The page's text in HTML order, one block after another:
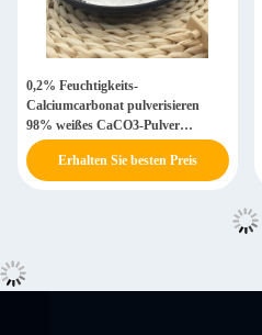
0,2% Feuchtigkeits-
Calciumcarbonat pulverisieren
98% weißes CaCO3-Pulver
ISO9001
Erhalten Sie besten Preis